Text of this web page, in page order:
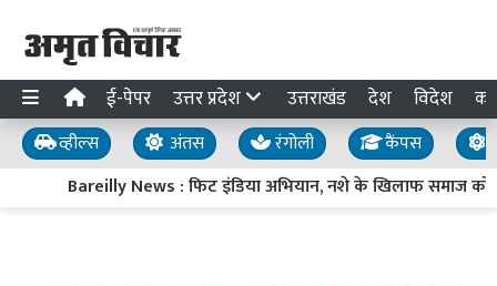
ई-पेपर उत्तर प्रदेश उत्तराखंड देश विदेश
व्हील्स अंतस रंगोली कैंपस
Bareilly News : फिट इंडिया अभियान, नशे के खिलाफ समाज